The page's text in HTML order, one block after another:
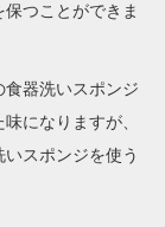
つことができま
器洗いスポンジ
になりますが、
スポンジを使う